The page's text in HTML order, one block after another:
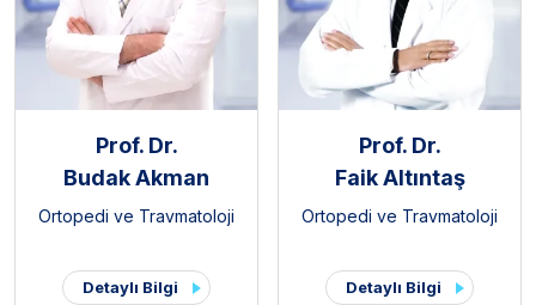
Prof. Dr.
Budak Akman
Ortopedi ve Travmatoloji
Detaylı Bilgi
Prof. Dr.
Faik Altıntaş
Ortopedi ve Travmatoloji
Detaylı Bilgi